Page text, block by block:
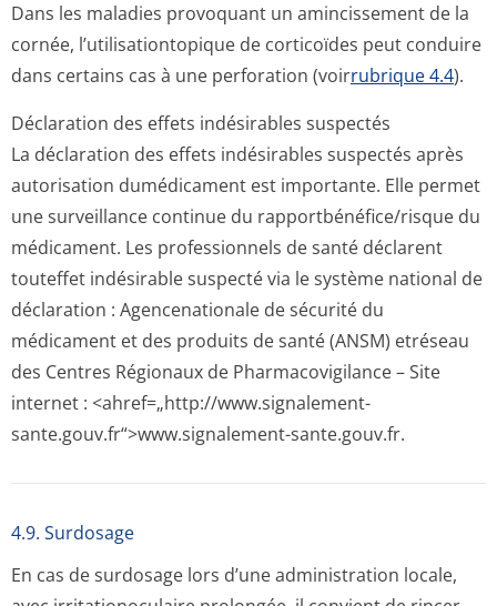
Dans les maladies provoquant un amincissement de la
cornée, l’utilisation­topique de corticoïdes peut conduire
dans certains cas à une perforation (voirrubrique 4.4).
Déclaration des effets indésirables suspectés
La déclaration des effets indésirables suspectés après
autorisation dumédicament est importante. Elle permet
une surveillance continue du rapportbénéfi­ce/risque du
médicament. Les professionnels de santé déclarent
touteffet indésirable suspecté via le système national de
déclaration : Agencenationale de sécurité du
médicament et des produits de santé (ANSM) etréseau
des Centres Régionaux de Pharmacovigilance – Site
internet : <ahref=„http://­www.signalement-
sante.gouv.fr“>www­.signalement-sante.gouv.fr.
4.9. Surdosage
En cas de surdosage lors d’une administration locale,